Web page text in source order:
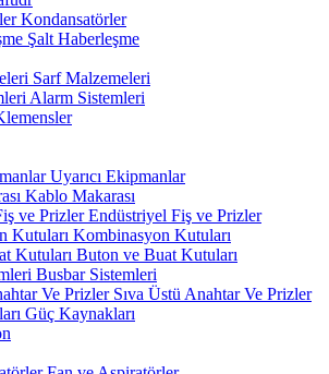
Kondansatörler
Şalt Haberleşme
Sarf Malzemeleri
Alarm Sistemleri
Uyarıcı Ekipmanlar
Kablo Makarası
Endüstriyel Fiş ve Prizler
Kombinasyon Kutuları
Buton ve Buat Kutuları
Busbar Sistemleri
Sıva Üstü Anahtar Ve Prizler
Güç Kaynakları